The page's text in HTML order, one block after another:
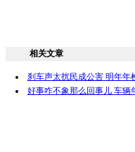
相关文章
刹车声太扰民成公害 明年年
好事咋不象那么回事儿 车辆